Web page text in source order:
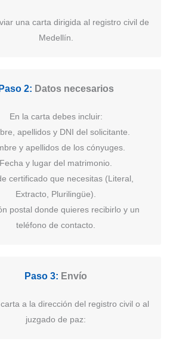
una carta dirigida al registro civil de
Medellín.
Paso 2: Datos necesarios
En la carta debes incluir:
apellidos y DNI del solicitante.
y apellidos de los cónyuges.
Fecha y lugar del matrimonio.
certificado que necesitas (Literal,
Extracto, Plurilingüe).
postal donde quieres recibirlo y un
teléfono de contacto.
Paso 3: Envío
a la dirección del registro civil o al
juzgado de paz: